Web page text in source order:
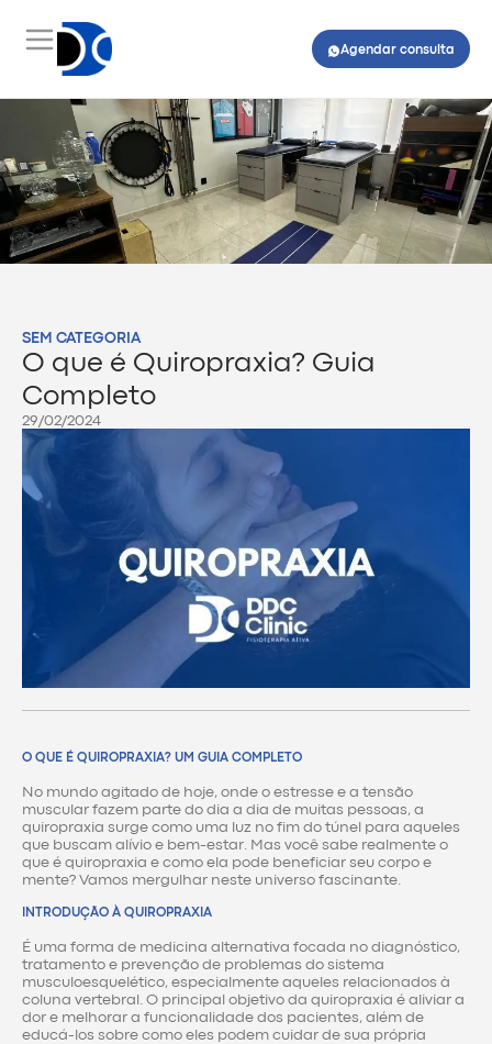
Agendar consulta
SEM CATEGORIA
O que é Quiropraxia? Guia
Completo
29/02/2024
O QUE É QUIROPRAXIA? UM GUIA COMPLETO
No mundo agitado de hoje, onde o estresse e a tensão
muscular fazem parte do dia a dia de muitas pessoas, a
quiropraxia surge como uma luz no fim do túnel para aqueles
que buscam alívio e bem-estar. Mas você sabe realmente o
que é quiropraxia e como ela pode beneficiar seu corpo e
mente? Vamos mergulhar neste universo fascinante.
INTRODUÇÃO À QUIROPRAXIA
É uma forma de medicina alternativa focada no diagnóstico,
tratamento e prevenção de problemas do sistema
musculoesquelético, especialmente aqueles relacionados à
coluna vertebral. O principal objetivo da quiropraxia é aliviar a
dor e melhorar a funcionalidade dos pacientes, além de
educá-los sobre como eles podem cuidar de sua própria